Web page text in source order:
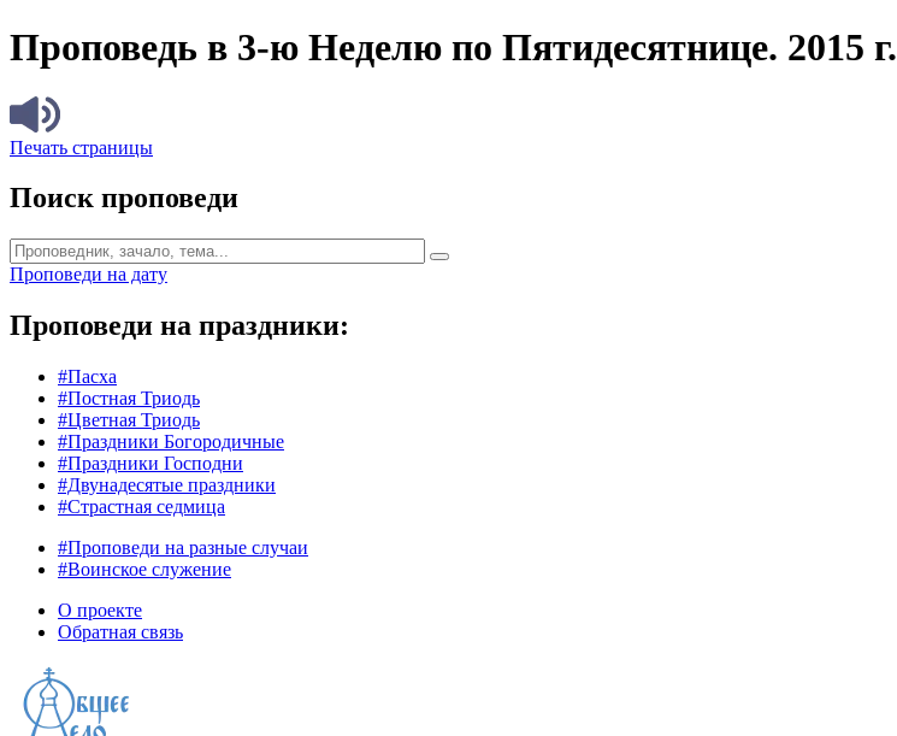
Проповедь в 3-ю Неделю по Пятидесятнице. 2015 г.
Печать страницы
Поиск проповеди
Проповеди на дату
Проповеди на праздники:
#Пасха
#Постная Триодь
#Цветная Триодь
#Праздники Богородичные
#Праздники Господни
#Двунадесятые праздники
#Страстная седмица
#Проповеди на разные случаи
#Воинское служение
О проекте
Обратная связь